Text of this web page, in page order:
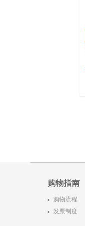
购物指南
购物流程
发票制度